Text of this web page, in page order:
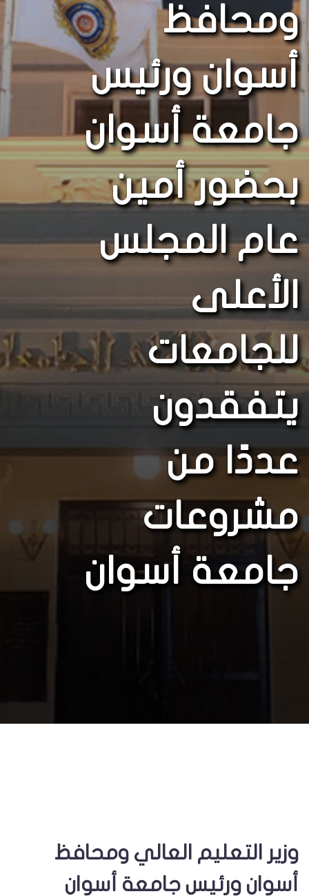
ومحافظ
أسوان ورئيس
جامعة أسوان
بحضور أمين
عام المجلس
الأعلى
للجامعات
يتفقدون
عددًا من
مشروعات
جامعة أسوان
وزير التعليم العالي ومحافظ
أسوان ورئيس جامعة أسوان